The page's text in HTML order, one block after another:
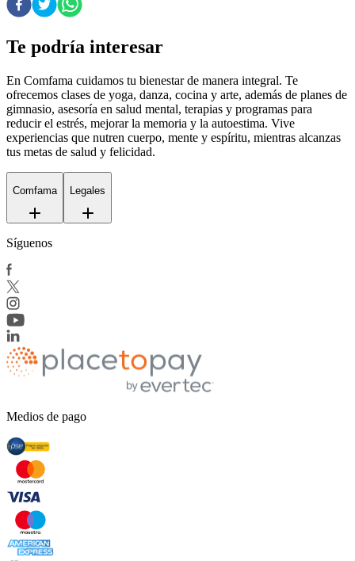
Te podría interesar
En Comfama cuidamos tu bienestar de manera integral. Te
ofrecemos clases de yoga, danza, cocina y arte, además de planes de
gimnasio, asesoría en salud mental, terapias y programas para
reducir el estrés, mejorar la memoria y la autoestima. Vive
experiencias que nutren cuerpo, mente y espíritu, mientras alcanzas
tus metas de salud y felicidad.
Comfama Legales
Síguenos
Medios de pago